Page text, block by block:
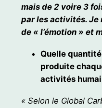
mais de 2 voire 3
par les activités. Je
de « l’émotion » et
Quelle
produite
activités
« Selon le Global